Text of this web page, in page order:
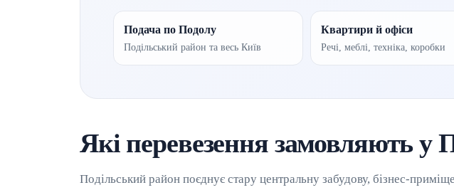
Подача по Подолу
Подільський район та весь Київ
Квартири й офіси
Речі, меблі, техніка, коробки
Які перевезення замовляють у
Подільський район поєднує стару центральну забудову, бізнес-